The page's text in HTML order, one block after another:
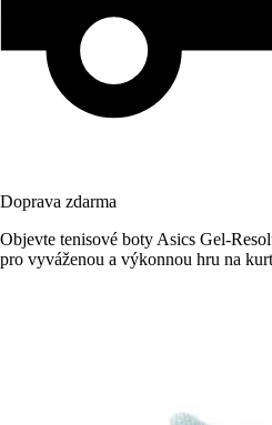
Doprava zdarma
Objevte tenisové boty Asics Gel-
pro vyváženou a výkonnou hru na